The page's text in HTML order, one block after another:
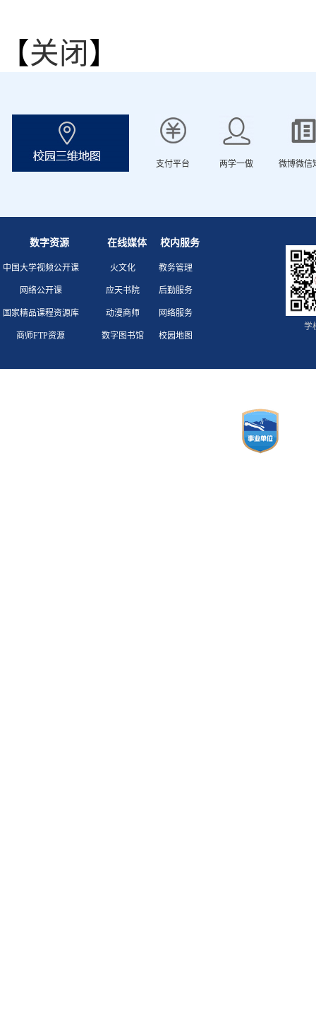
【关闭 】
支付平台 两学一做 微博微信
数字资源 在线媒体 校内服务
中国大学视频公开课
网络公开课
国家精品课程资源库
商师FTP资源
火文化
应天书院
动漫商师
数字图书馆
教务管理
后勤服务
网络服务
校园地图
学